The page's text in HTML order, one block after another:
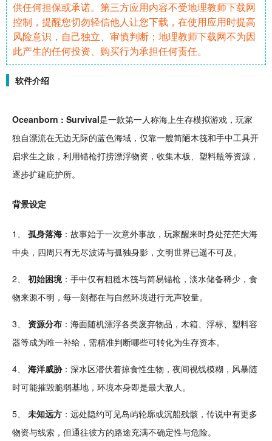
供任何担保或承诺。第三方应用内容不受地理教师下载网
控制，提醒您切勿轻信他人让您下载，在使用应用时提高
风险意识，自己独立、审慎判断；地理教师下载网不为因
此产生的任何投资、购买行为承担任何责任。
软件介绍
Oceanborn : Survival是一款第一人称海上生存模拟游戏，玩家
独自漂流在无边无际的蓝色海域，仅靠一艘简陋木筏和手中工具开
启求生之旅，利用锚枪打捞漂浮物资， 收集木板、塑料瓶等资源 ，
逐步扩建庇护所。
背景设定
1、 孤身落海 ： 故事始于一次意外事故，玩家醒来时身处茫茫大海
中央，四周只有无尽波涛与孤独身影， 文明世界已遥不可及。
2、 初始困境：手中仅有粗糙木筏与简易锚枪，淡水储备稀少， 食
物来源不明，每一刻都在与自然环境进行无声较量。
3、 资源分布 ：海面随机漂浮各类废弃物品，木箱、浮标、塑料容
器等成为唯一补给，需精准判断哪些可转化为生存资本。
4、 海洋威胁：深水区潜伏着掠食性生物， 夜间视线模糊，风暴随
时可能摧毁脆弱基地 ，环境本身即是最大敌人。
5、 未知远方 ：远处隐约可见岛屿轮廓或沉船残骸，传说中有更多
物资与线索，但通往彼方的路途充满不确定性与危险。